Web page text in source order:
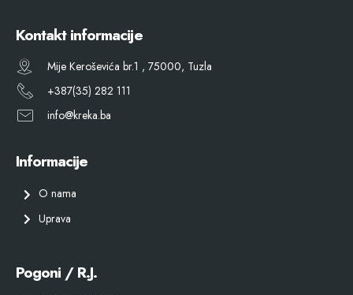
Kontakt informacije
Mije Keroševića br.1 , 75000, Tuzla
+387(35) 282 111
info@kreka.ba
Informacije
O nama
Uprava
Pogoni / R.J.